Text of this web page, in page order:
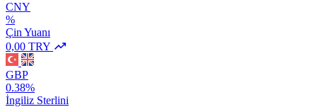
CNY
%
Çin Yuanı
0,00 TRY
GBP
0.38%
İngiliz Sterlini